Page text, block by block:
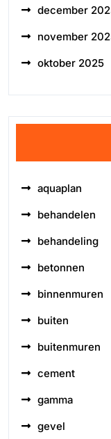
december
november
oktober 2025
aquaplan
behandelen
behandeling
betonnen
binnenmuren
buiten
buitenmuren
cement
gamma
gevel